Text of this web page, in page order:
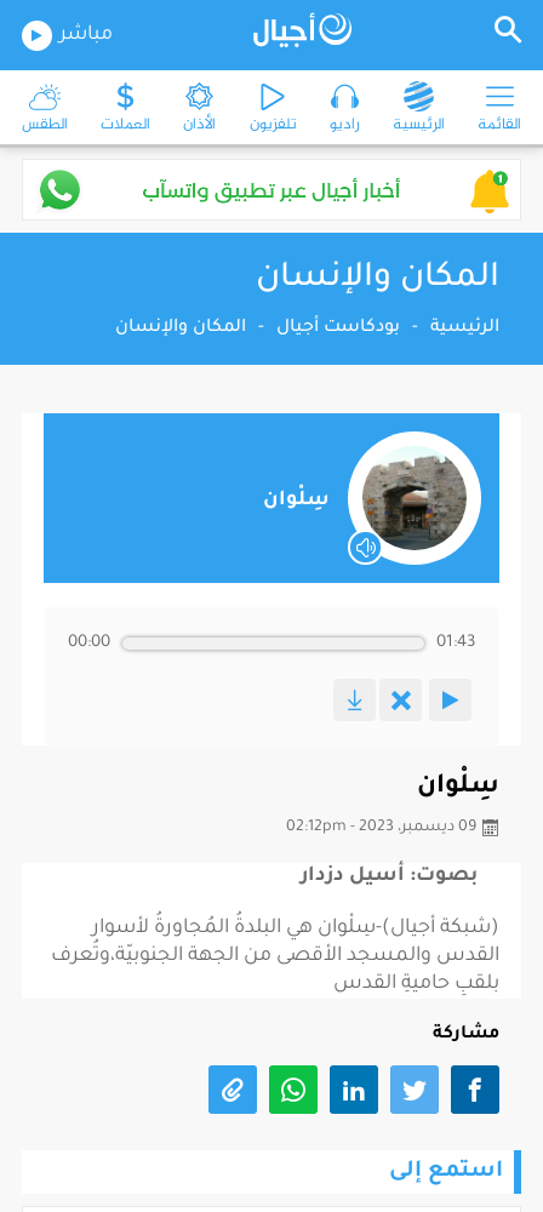
مباشر
القائمة الرئيسية راديو تلفزيون الأذان العملات الطقس
المكان والإنسان
الرئيسية - بودكاست أجيال - المكان والإنسان
سِلْوان
00:00 01:43
سِلْوان
09 ديسمبر، 2023 - 02:12pm
بصوت: أسيل دزدار
(شبكة أجيال)-سِلْوان هي البلدةُ المُجاورةُ لأسوار
القدس والمسجد الأقصى من الجهة الجنوبيّة،وتُعرف
بلقبِ حاميةِ القدس
مشاركة
استمع إلى